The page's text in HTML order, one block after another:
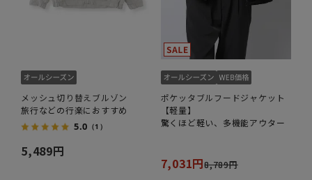
メッシュ切り替えブルゾン
旅行などの行楽におすすめ
5.0 （1）
5,489円
ポケッタブルフードジャケット
【軽量】
驚くほど軽い、多機能アウター
7,031円8,789円